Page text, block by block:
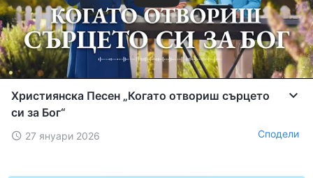
Християнска Песен „Когато отвориш сърцето
си за Бог“
27 януари 2026 Сподели